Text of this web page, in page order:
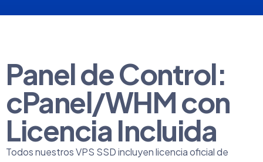
Panel de Control:
cPanel/WHM con
Licencia Incluida
Todos nuestros VPS SSD incluyen licencia oficial de